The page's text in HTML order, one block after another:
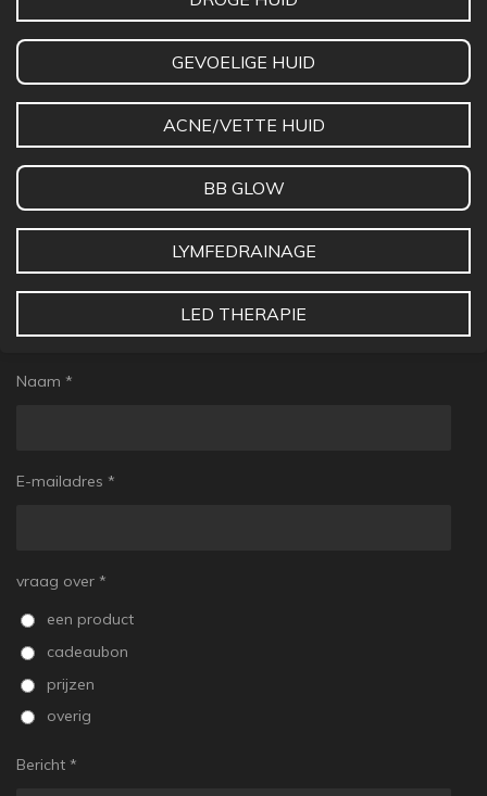
GEVOELIGE HUID
ACNE/VETTE HUID
BB GLOW
LYMFEDRAINAGE
LED THERAPIE
Naam *
E-mailadres *
vraag over *
een product
cadeaubon
prijzen
overig
Bericht *